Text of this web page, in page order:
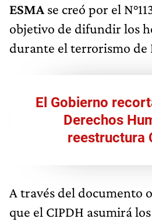
ESMA se creó por el
objetivo de difundir los
durante el terrorismo de
El Gobierno
Derechos
reestructura
A través del documento
que el CIPDH asumirá